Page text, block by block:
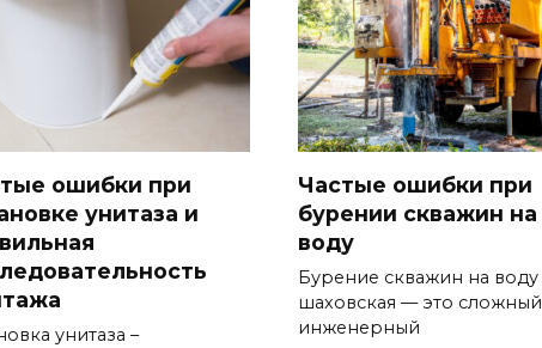
ошибки при
унитаза и
унитаза –
Частые ошибки при
бурении скважин на
воду
Бурение скважин на воду
шаховская — это сложный
инженерный